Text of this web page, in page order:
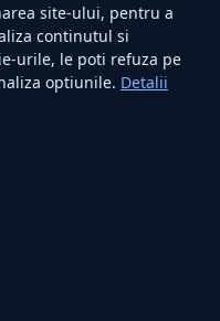
site-ului, pentru a
continutul si
urile, le poti refuza pe
optiunile. Detalii